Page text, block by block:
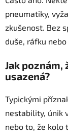
pneumatiky,
zkušenost. Bez
duše, ráfku
Jak poznám,
usazená?
Typickými
nestability, únik
nebo to, že kolo